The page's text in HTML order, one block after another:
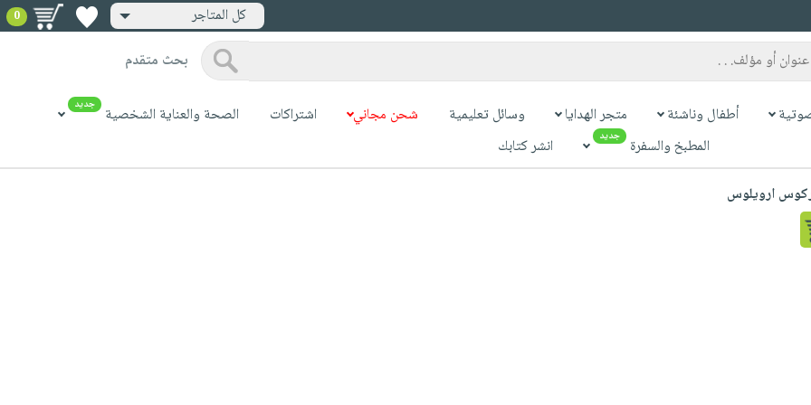
كل المتاجر 0
بحث متقدم
أطفال وناشئة متجر الهدايا وسائل تعليمية شحن مجاني اشتراكات الصحة والعناية الشخصية جديد
المطبخ والسفرة جديد
انشر كتابك
ارويلوس